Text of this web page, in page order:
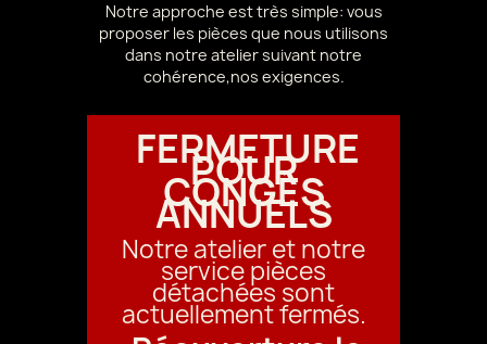
Notre approche est très simple: vous
proposer les pièces que nous utilisons
dans notre atelier suivant notre
cohérence,nos exigences.
FERMETURE
POUR
CONGÉS
ANNUELS
Notre atelier et notre
service pièces
détachées sont
actuellement fermés.